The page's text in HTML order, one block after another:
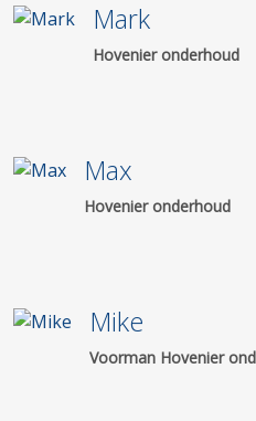
Mark
Hovenier onderhoud
Max
Hovenier onderhoud
Mike
Voorman Hovenier